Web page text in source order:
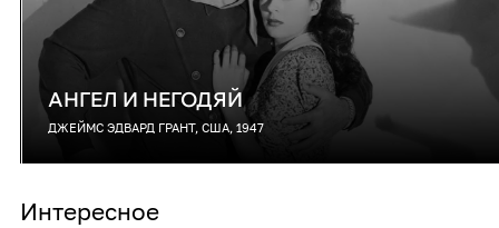
АНГЕЛ И НЕГОДЯЙ
ДЖЕЙМС ЭДВАРД ГРАНТ, США, 1947
Интересное